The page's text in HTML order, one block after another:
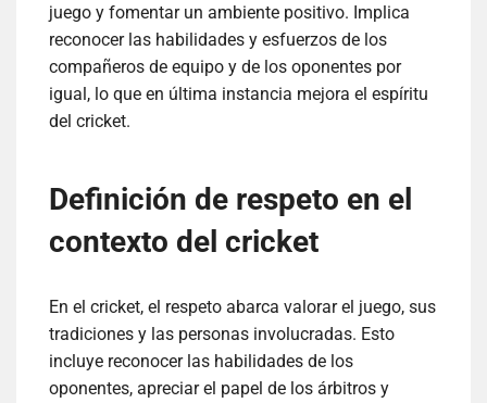
juego y fomentar un ambiente positivo. Implica
reconocer las habilidades y esfuerzos de los
compañeros de equipo y de los oponentes por
igual, lo que en última instancia mejora el espíritu
del cricket.
Definición de respeto en el
contexto del cricket
En el cricket, el respeto abarca valorar el juego, sus
tradiciones y las personas involucradas. Esto
incluye reconocer las habilidades de los
oponentes, apreciar el papel de los árbitros y